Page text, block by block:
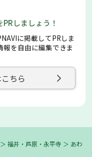
しましょう！
に掲載してPRしま
を自由に編集できま
ちら
＞ 福井・芦原・永平寺 ＞ あわ